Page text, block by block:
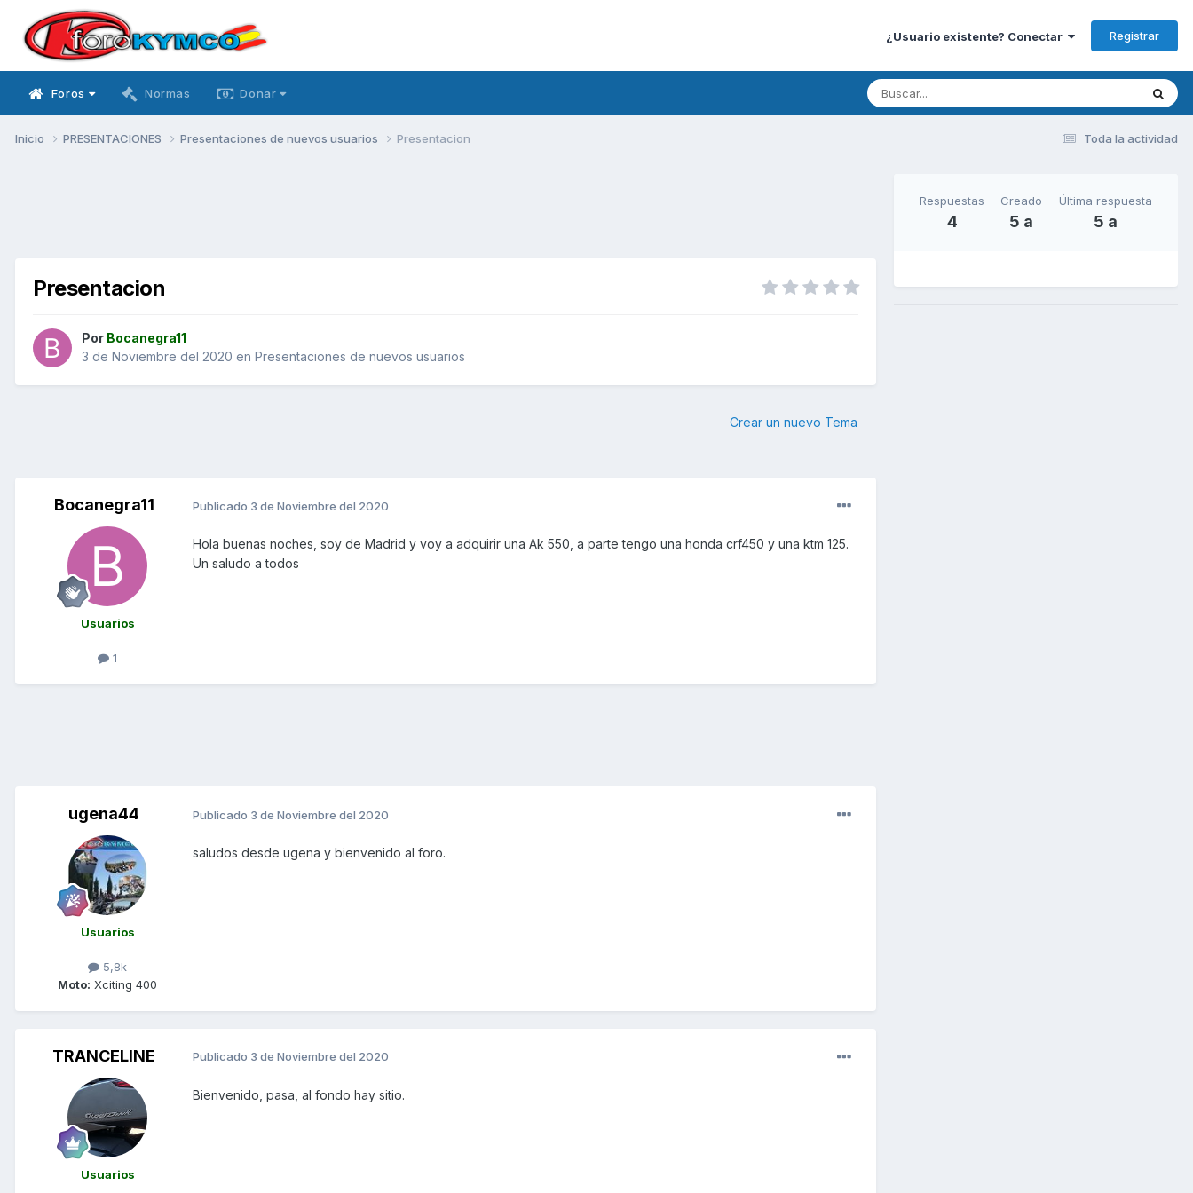
¿Usuario existente? Conectar Registrar
Foros Normas Donar
Toda la actividad
Inicio PRESENTACIONES Presentaciones de nuevos usuarios Presentacion
Presentacion
Por Bocanegra11
3 de Noviembre del 2020 en Presentaciones de nuevos usuarios
Crear un nuevo Tema
Bocanegra11
Usuarios
1
Publicado 3 de Noviembre del 2020
Hola buenas noches, soy de Madrid y voy a adquirir una Ak 550, a parte tengo una honda crf450 y una ktm 125.
Un saludo a todos
ugena44
Usuarios
5,8k
Moto: Xciting 400
Publicado 3 de Noviembre del 2020
saludos desde ugena y bienvenido al foro.
TRANCELINE
Usuarios
Publicado 3 de Noviembre del 2020
Bienvenido, pasa, al fondo hay sitio.
Respuestas
4
Creado
5 a
Última respuesta
5 a